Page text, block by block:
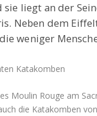
liegt an der
Neben dem
weniger
Katakomben
Moulin Rouge am
die Katakomben